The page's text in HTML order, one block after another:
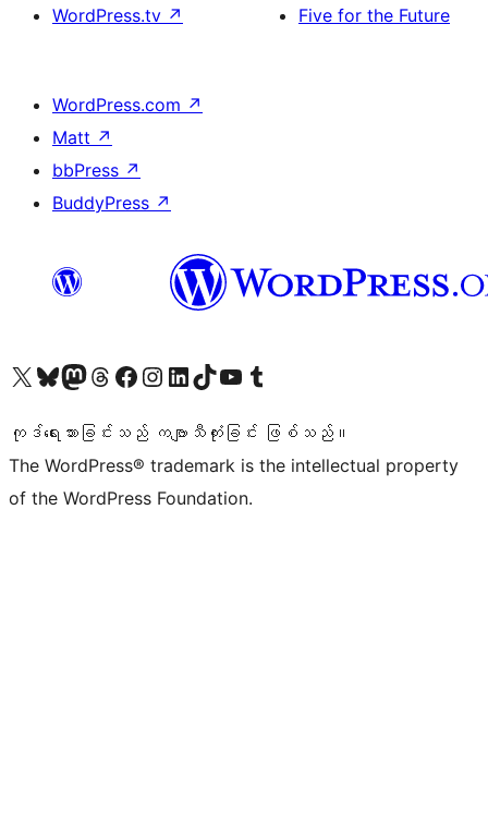
WordPress.tv ↗
Five for the Future
WordPress.com ↗
Matt ↗
bbPress ↗
BuddyPress ↗
ကျွန်ုပ်တို့၏ X (ယခင် Twitter) အကောင့်သို့ သွားရောက်ကြည့်ရှုပါကျွန်ုပ်တို့၏ Bluesky အကောင့်သို့ ဝင်ရောက်ကြည့်ရှုရန်
ကျွန်ုပ်တို့၏ Mastodon အကောင့်သို့ သွားရောက်ကြည့်ရှုပါကျွန်ုပ်တို့၏ Threads အကောင့်သို့ ဝင်ရောက်ကြည့်ရှုရန်
ကျွန်ုပ်တို့၏ Facebook စာမျက်နှာသို့ သွားရောက်ကြည့်ရှုပါကျွန်ုပ်တို့၏ Instagram အကောင့်သို့ သွားရောက်ကြည့်ရှုပါ ကျွန်ုပ်တို့၏ LinkedIn အကောင့်သို့ သွားရောက်ကြည့်ရှုပါကျွန်ုပ်တို့၏ TikTok အကောင့်သို့ ဝင်ရောက်ကြည့်ရှုရန်
ကျွန်ုပ်တို့၏ YouTube ချန်နယ်သို့ သွားရောက်ကြည့်ရှုပါ ကျွန်ုပ်တို့၏ Tumblr အကောင့်သို့ ဝင်ရောက်ကြည့်ရှုရန်
ကုဒ်ရေးသားခြင်းသည် ကဗျာသီကုံးခြင်း ဖြစ်သည်။
The WordPress® trademark is the intellectual property
of the WordPress Foundation.